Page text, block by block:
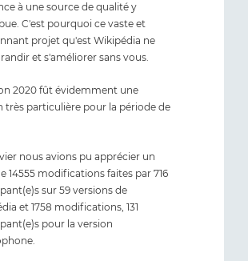
à une source de qualité y
C'est pourquoi ce vaste et
projet qu'est Wikipédia ne
et s'améliorer sans vous.
2020 fût évidemment une
très particulière pour la période de
nous avions pu apprécier un
14555 modifications faites par 716
sur 59 versions de
et 1758 modifications, 131
pour la version